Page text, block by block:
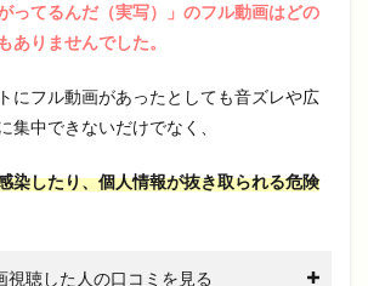
ってるんだ（実写）」のフル動画はどの
ありませんでした。
にフル動画があったとしても音ズレや広
集中できないだけでなく、
染したり、個人情報が抜き取られる危険
視聴した人の口コミを見る